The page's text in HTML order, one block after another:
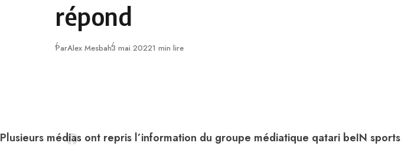
répond
ParAlex MesbahPublié
3 mai 20221 min lire
Plusieurs médias ont repris l’information du groupe médiatique qatari beIN sports